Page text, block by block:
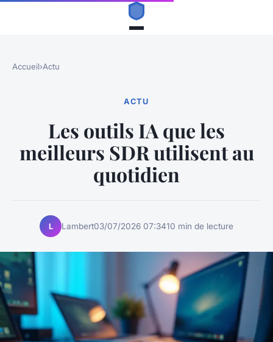
Accueil›Actu
ACTU
Les outils IA que les
meilleurs SDR utilisent au
quotidien
L Lambert03/07/2026 07:3410 min de lecture